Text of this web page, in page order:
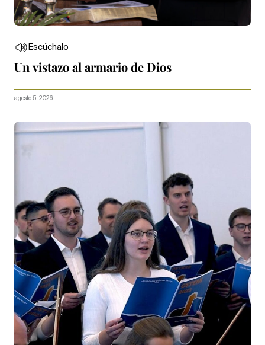
Escúchalo
Un vistazo al armario de Dios
agosto 5, 2026